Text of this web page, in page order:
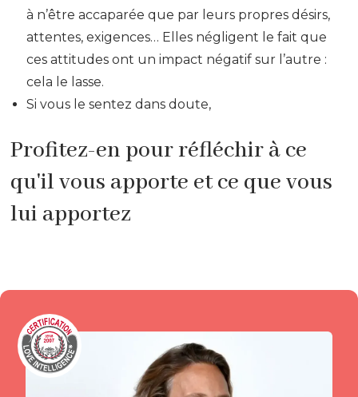
à n’être accaparée que par leurs propres désirs,
attentes, exigences… Elles négligent le fait que
ces attitudes ont un impact négatif sur l’autre :
cela le lasse.
Si vous le sentez dans doute,
Profitez-en pour réfléchir à ce
qu'il vous apporte et ce que vous
lui apportez